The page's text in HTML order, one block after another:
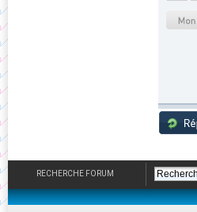
RECHERCHE FORUM